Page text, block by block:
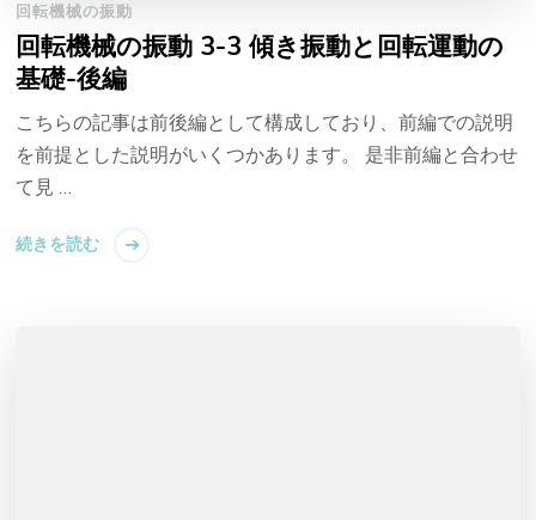
回転機械の振動
回転機械の振動 3-3 傾き振動と回転運動の
基礎-後編
こちらの記事は前後編として構成しており、前編での説明
を前提とした説明がいくつかあります。 是非前編と合わせ
て見 …
続きを読む